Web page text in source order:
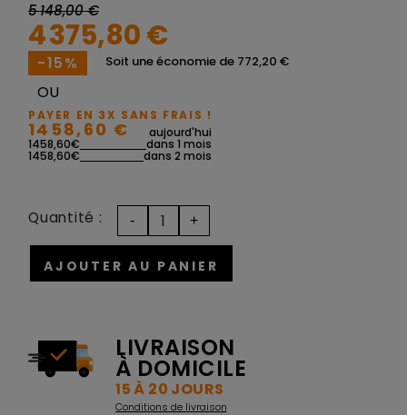
5 148,00 €
4 375,80 €
-15% Soit une économie de 772,20 €
OU
PAYER EN 3X SANS FRAIS !
1458,60 € aujourd'hui
1458,60€ dans 1 mois
1458,60€ dans 2 mois
AJOUTER AU PANIER
Quantité :
LIVRAISON
À DOMICILE
15 À 20 JOURS
Conditions de livraison